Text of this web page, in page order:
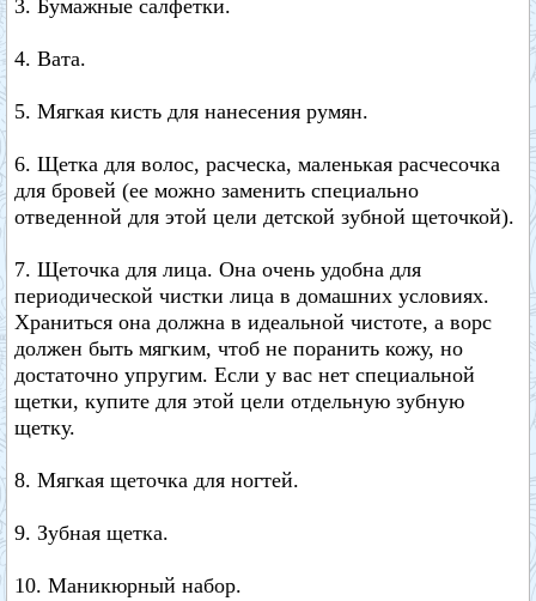
3. Бумажные салфетки.
4. Вата.
5. Мягкая кисть для нанесения румян.
6. Щетка для волос, расческа, маленькая расчесочка
для бровей (ее можно заменить специально
отведенной для этой цели детской зубной щеточкой).
7. Щеточка для лица. Она очень удобна для
периодической чистки лица в домашних условиях.
Храниться она должна в идеальной чистоте, а ворс
должен быть мягким, чтоб не поранить кожу, но
достаточно упругим. Если у вас нет специальной
щетки, купите для этой цели отдельную зубную
щетку.
8. Мягкая щеточка для ногтей.
9. Зубная щетка.
10. Маникюрный набор.